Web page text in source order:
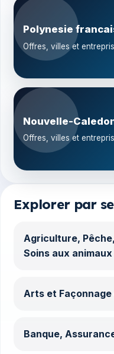
Polynesie
Offres, villes et
Nouvelle-
Offres, villes et
Explorer par
Agriculture,
Soins aux animaux
Arts et
Banque,